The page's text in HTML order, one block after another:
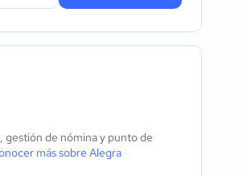
gestión de nómina y punto de
más sobre Alegra